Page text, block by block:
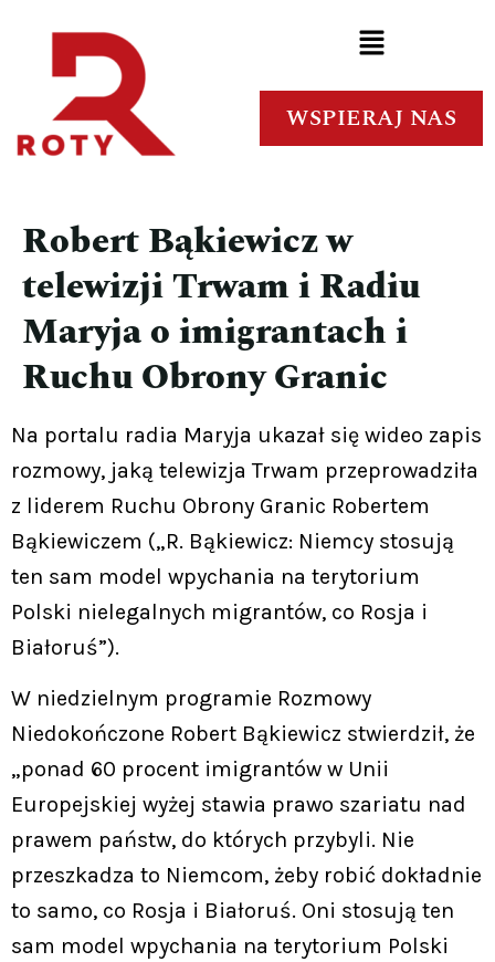
WSPIERAJ NAS
Robert Bąkiewicz w
telewizji Trwam i Radiu
Maryja o imigrantach i
Ruchu Obrony Granic
Na portalu radia Maryja ukazał się wideo zapis
rozmowy, jaką telewizja Trwam przeprowadziła
z liderem Ruchu Obrony Granic Robertem
Bąkiewiczem („R. Bąkiewicz: Niemcy stosują
ten sam model wpychania na terytorium
Polski nielegalnych migrantów, co Rosja i
Białoruś”).
W niedzielnym programie Rozmowy
Niedokończone Robert Bąkiewicz stwierdził, że
„ponad 60 procent imigrantów w Unii
Europejskiej wyżej stawia prawo szariatu nad
prawem państw, do których przybyli. Nie
przeszkadza to Niemcom, żeby robić dokładnie
to samo, co Rosja i Białoruś. Oni stosują ten
sam model wpychania na terytorium Polski